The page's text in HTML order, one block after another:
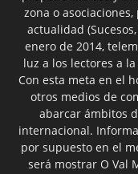
zona o
actualidad
enero de 2014,
luz a los lectores a
Con esta meta en el
otros medios de
abarcar ámbitos
internacional.
por supuesto en el
será mostrar O Val